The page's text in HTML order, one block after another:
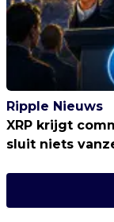
Ripple Nieuws
XRP krijgt
sluit niets